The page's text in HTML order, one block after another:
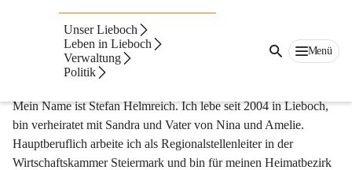
Unser Lieboch
Leben in Lieboch
Verwaltung
Politik
Menü
Bürgermeister
Bürgermeister Stefan Helmreich, MBA
Mein Name ist Stefan Helmreich. Ich lebe seit 2004 in Lieboch,
bin verheiratet mit Sandra und Vater von Nina und Amelie.
Hauptberuflich arbeite ich als Regionalstellenleiter in der
Wirtschaftskammer Steiermark und bin für meinen Heimatbezirk